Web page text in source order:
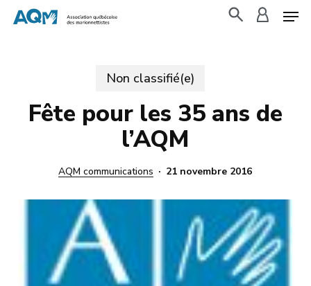
Skip
Non classifié(e)
Fête pour les 35 ans de
l’AQM
AQM communications 21 novembre 2016